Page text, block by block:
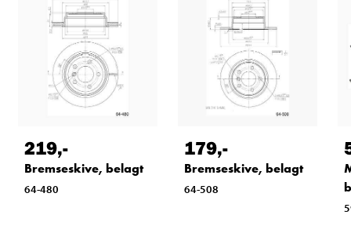
219,-
Bremseskive, belagt
64-480
179,-
Bremseskive, belagt
64-508